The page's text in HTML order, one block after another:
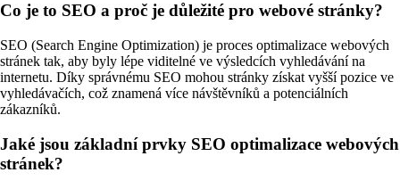
Co je to SEO a proč je důležité pro webové stránky?
SEO (Search Engine Optimization) je proces optimalizace webových
stránek tak, aby byly lépe viditelné ve výsledcích vyhledávání na
internetu. Díky správnému SEO mohou stránky získat vyšší pozice ve
vyhledávačích, což znamená více návštěvníků a potenciálních
zákazníků.
Jaké jsou základní prvky SEO optimalizace webových
stránek?